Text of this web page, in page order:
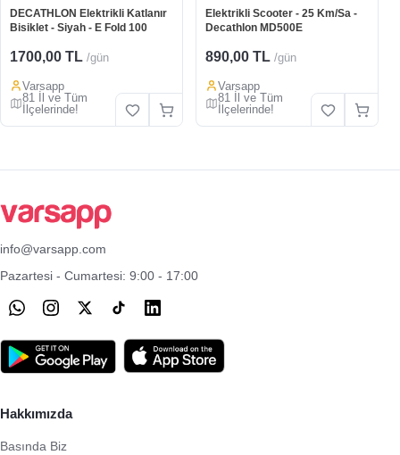
DECATHLON Elektrikli Katlanır
Bisiklet - Siyah - E Fold 100
1700,00 TL /gün
Varsapp
81 İl ve Tüm
İlçelerinde!
Elektrikli Scooter - 25 Km/Sa -
Decathlon MD500E
890,00 TL /gün
Varsapp
81 İl ve Tüm
İlçelerinde!
info@varsapp.com
Pazartesi - Cumartesi: 9:00 - 17:00
Hakkımızda
Basında Biz